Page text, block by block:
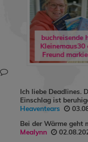
rene90hat
LeoSport
Freund
Ich liebe Deadlines.
Einschlag ist
Heaventears
Bei der Wärme geht
Mealynn